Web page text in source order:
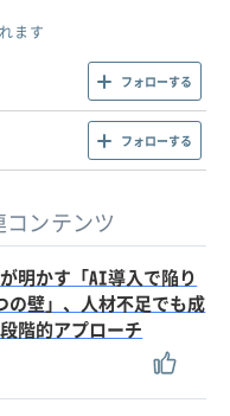
ます
フォローする
フォローする
ンテンツ
明かす「AI導入で陥り
の壁」、人材不足でも成
階的アプローチ